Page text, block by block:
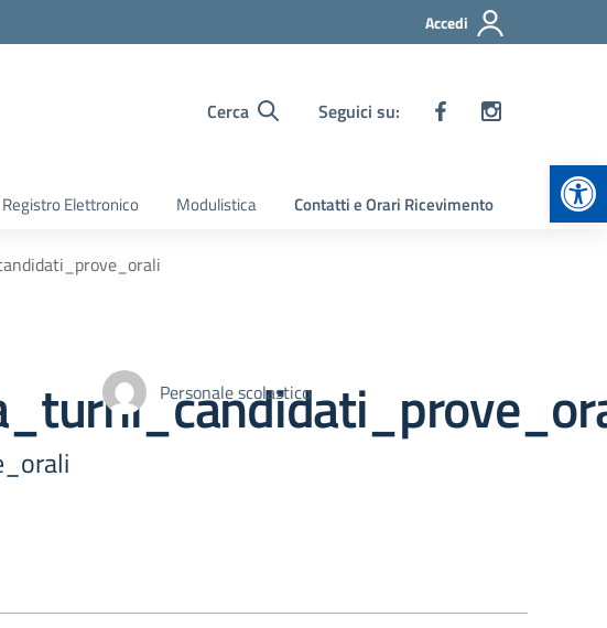
Accedi
Cerca Seguici su:
Registro Elettronico Modulistica Contatti e Orari Ricevimento
Personale scolastico